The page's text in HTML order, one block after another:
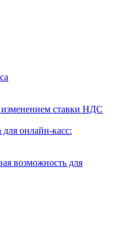
изменением ставки НДС
онлайн-касс:
возможность для